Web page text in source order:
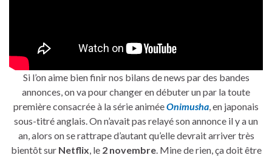
Si l’on aime bien finir nos bilans de news par des bandes
annonces, on va pour changer en débuter un par la toute
première consacrée à la série animéeOnimusha, en japonais
sous-titré anglais. On n’avait pas relayé son annonce il y a un
an, alors on se rattrape d’autant qu’elle devrait arriver très
bientôt sur Netflix, le 2 novembre. Mine de rien, ça doit être